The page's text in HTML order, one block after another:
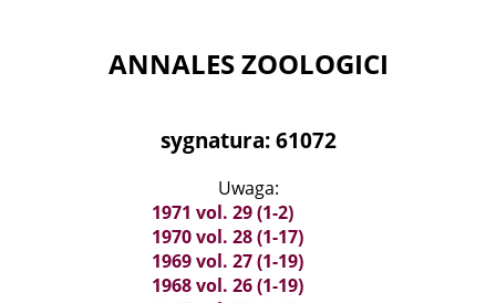
ANNALES ZOOLOGICI
sygnatura: 61072
Uwaga:
1971 vol. 29 (1-2)
1970 vol. 28 (1-17)
1969 vol. 27 (1-19)
1968 vol. 26 (1-19)